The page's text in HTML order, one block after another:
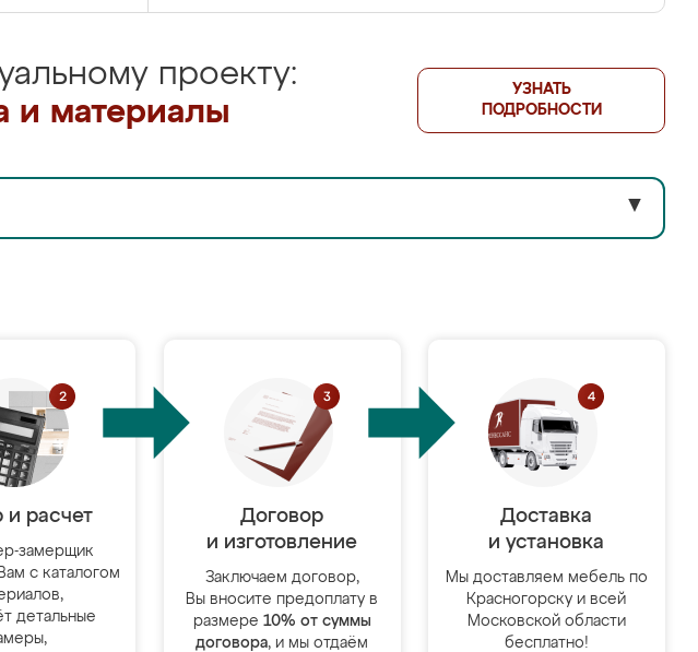
проекту:
и материалы
УЗНАТЬ
ПОДРОБНОСТИ
▼
и расчет
замерщик
с каталогом
детальные
Договор
и изготовление
Заключаем договор,
Вы вносите предоплату в
размере 10% от суммы
договора, и мы отдаём
Доставка
и установка
Мы доставляем мебель по
Красногорску и всей
Московской области
бесплатно!